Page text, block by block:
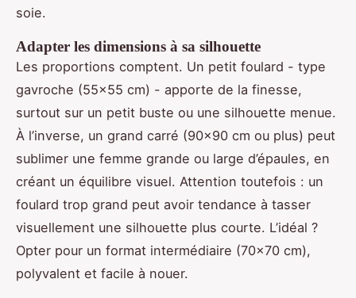
soie.
Adapter les dimensions à sa silhouette
Les proportions comptent. Un petit foulard - type
gavroche (55x55 cm) - apporte de la finesse,
surtout sur un petit buste ou une silhouette menue.
À l’inverse, un grand carré (90x90 cm ou plus) peut
sublimer une femme grande ou large d’épaules, en
créant un équilibre visuel. Attention toutefois : un
foulard trop grand peut avoir tendance à tasser
visuellement une silhouette plus courte. L’idéal ?
Opter pour un format intermédiaire (70x70 cm),
polyvalent et facile à nouer.